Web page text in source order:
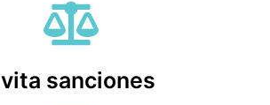
sanciones